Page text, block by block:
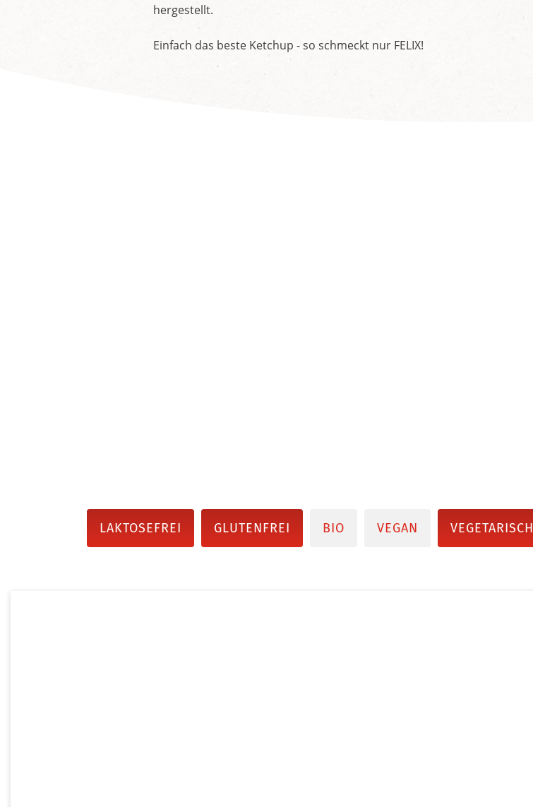
hergestellt.
Einfach das beste Ketchup - so schmeckt nur FELIX!
LAKTOSEFREI GLUTENFREI BIO VEGAN VEGETARISCH